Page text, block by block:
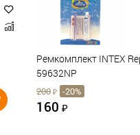
Ремкомплект INTEX
59632NP
200 ₽ -20%
160 ₽